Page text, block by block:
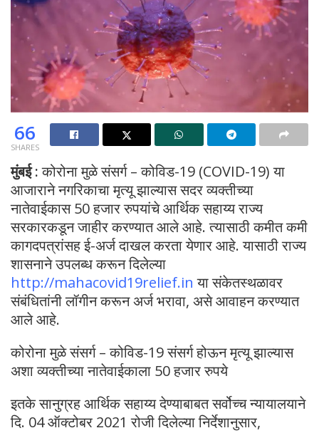
66
SHARES
मुंबई :कोरोना मुळे संसर्ग – कोविड-19 (COVID-19) या
आजाराने नगरिकाचा मृत्यू झाल्यास सदर व्यक्तीच्या
नातेवाईकास 50 हजार रुपयांचे आर्थिक सहाय्य राज्य
सरकारकडून जाहीर करण्यात आले आहे. त्यासाठी कमीत कमी
कागदपत्रांसह ई-अर्ज दाखल करता येणार आहे. यासाठी राज्य
शासनाने उपलब्ध करून दिलेल्या
http://mahacovid19relief.in या संकेतस्थळावर
संबंधितांनी लॉगीन करून अर्ज भरावा, असे आवाहन करण्यात
आले आहे.
कोरोना मुळे संसर्ग – कोविड-19 संसर्ग होऊन मृत्यू झाल्यास
अशा व्यक्तीच्या नातेवाईकाला 50 हजार रुपये
इतके सानुग्रह आर्थिक सहाय्य देण्याबाबत सर्वोच्च न्यायालयाने
दि. 04 ऑक्टोबर 2021 रोजी दिलेल्या निर्देशानुसार,